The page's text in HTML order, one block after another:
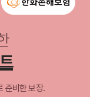
준비한 보장.